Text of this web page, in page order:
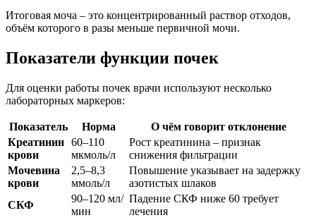
Итоговая моча – это концентрированный раствор отходов,
объём которого в разы меньше первичной мочи.
Показатели функции почек
Для оценки работы почек врачи используют несколько
лабораторных маркеров:
Показатель Норма
О чём говорит отклонение
Креатинин
крови
60–110
мкмоль/л
Рост креатинина – признак
снижения фильтрации
Мочевина
крови
2,5–8,3
ммоль/л
Повышение указывает на задержку
азотистых шлаков
СКФ
90–120 мл/
мин
Падение СКФ ниже 60 требует
лечения